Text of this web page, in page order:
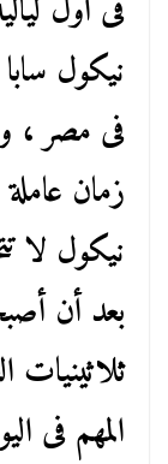
فى أول
نيكول
فى مصر ،
زمان
نيكول لا
بعد أن
ثلاثينيات
المهم فى